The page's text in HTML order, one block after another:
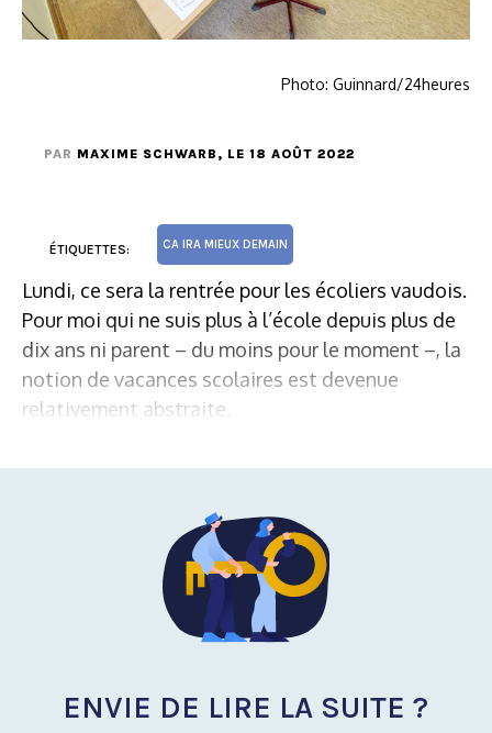
Photo: Guinnard/24heures
PAR MAXIME SCHWARB , LE 18 AOÛT 2022
ÉTIQUETTES: CA IRA MIEUX DEMAIN
Lundi, ce sera la rentrée pour les écoliers vaudois.
Pour moi qui ne suis plus à l’école depuis plus de
dix ans ni parent – du moins pour le moment –, la
notion de vacances scolaires est devenue
relativement abstraite.
ENVIE DE LIRE LA SUITE ?